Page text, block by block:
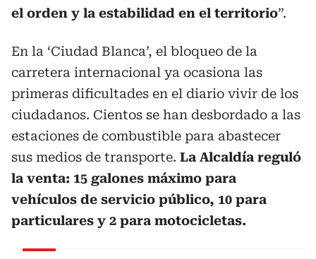
el orden y la estabilidad en el territorio”.
En la ‘Ciudad Blanca’, el bloqueo de la
carretera internacional ya ocasiona las
primeras dificultades en el diario vivir de los
ciudadanos. Cientos se han desbordado a las
estaciones de combustible para abastecer
sus medios de transporte. La Alcaldía reguló
la venta: 15 galones máximo para
vehículos de servicio público, 10 para
particulares y 2 para motocicletas.